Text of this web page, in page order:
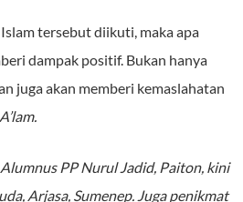
tersebut diikuti, maka apa
dampak positif. Bukan hanya
juga akan memberi kemaslahatan
PP Nurul Jadid, Paiton, kini
Arjasa, Sumenep. Juga penikmat